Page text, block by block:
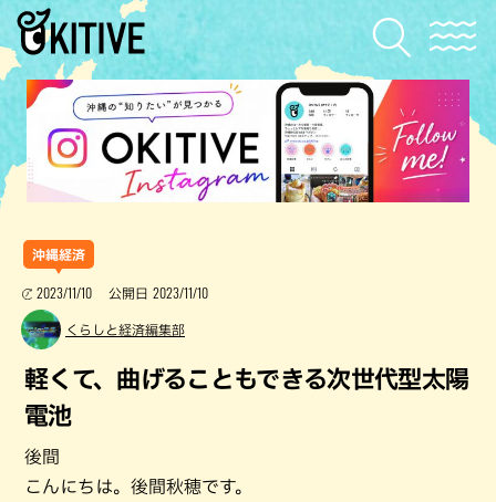
沖縄経済
2023/11/10 公開日 2023/11/10
くらしと経済編集部
軽くて、曲げることもできる次世代型太陽
電池
後間
こんにちは。後間秋穂です。